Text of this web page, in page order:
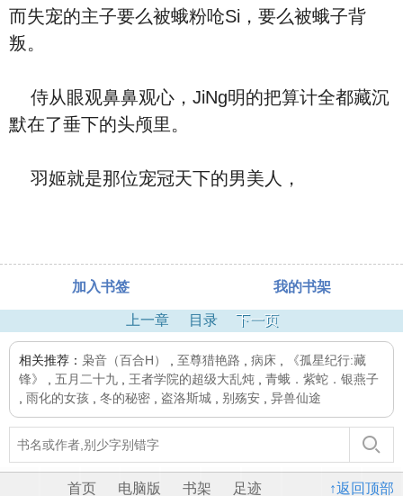
而失宠的主子要么被蛾粉呛Si，要么被蛾子背
叛。
侍从眼观鼻鼻观心，JiNg明的把算计全都藏沉
默在了垂下的头颅里。
羽姬就是那位宠冠天下的男美人，
加入书签 我的书架
上一章 目录 下一页
相关推荐： 枭音（百合H） 至尊猎艳路 病床
《孤星纪行:藏
锋》
五月二十九 王者学院的超级大乱炖
青蛾．紫蛇．银燕子
雨化的女孩 冬的秘密 盗洛斯城 别殇安 异兽仙途
↑返回顶部
首页 电脑版 书架 足迹